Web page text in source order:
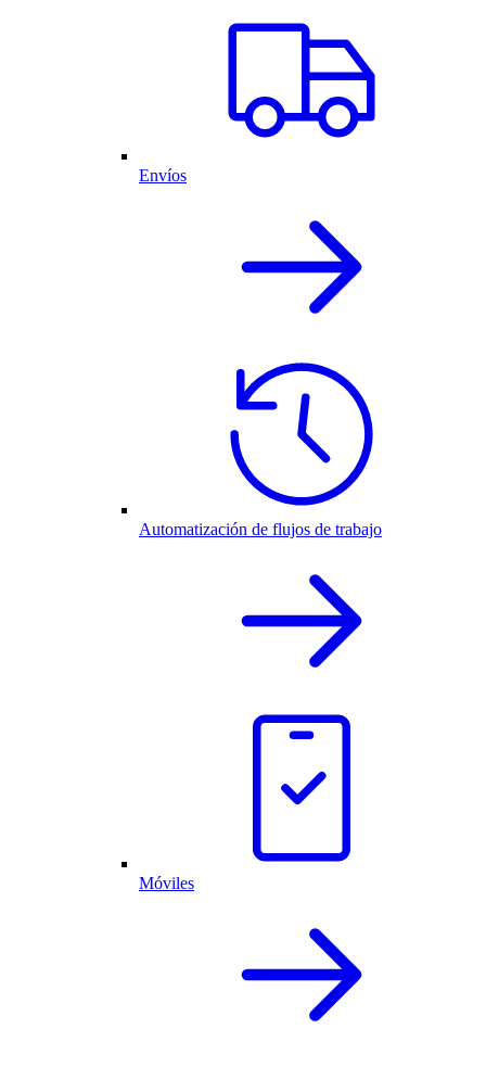
Envíos
Automatización de flujos de trabajo
Móviles